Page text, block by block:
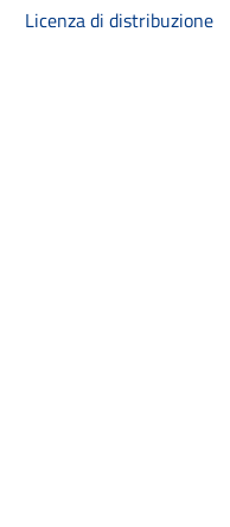
Licenza di distribuzione